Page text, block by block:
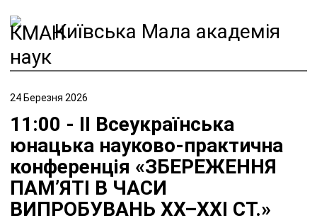
Київська Мала академія
наук
24 Березня 2026
11:00 - ІІ Всеукраїнська
юнацька науково-практична
конференція «ЗБЕРЕЖЕННЯ
ПАМ’ЯТІ В ЧАСИ
ВИПРОБУВАНЬ XX–XXI СТ.»